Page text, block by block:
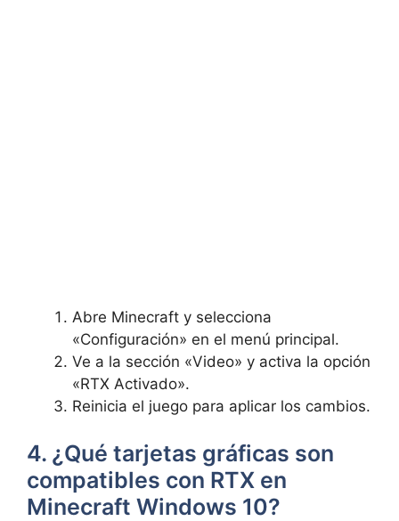
Abre Minecraft y selecciona⁤
«Configuración»​ en el menú principal.
Ve a la sección «Video» y activa⁤ la⁢ opción
«RTX Activado».
Reinicia el juego para ⁣aplicar los cambios.
4. ¿Qué⁢ tarjetas​ gráficas son
compatibles con RTX‌ en‌
Minecraft⁢ Windows 10?